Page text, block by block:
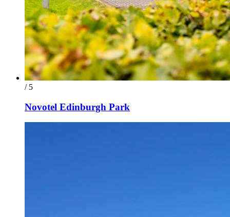
/ 5
Novotel Edinburgh Park